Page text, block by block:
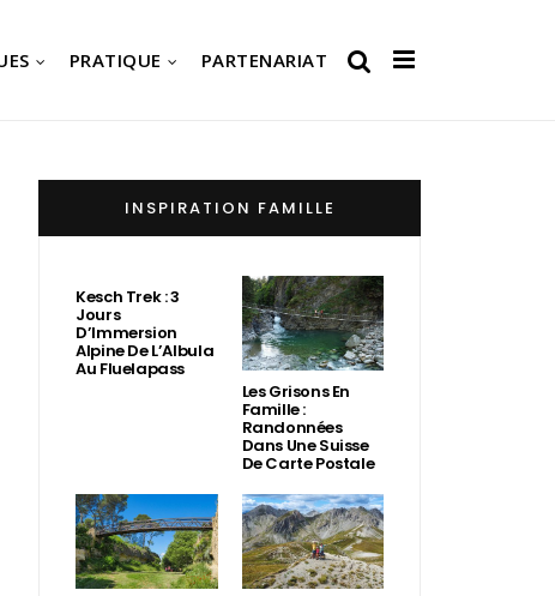
PRATIQUE PARTENARIAT
INSPIRATION FAMILLE
Kesch Trek : 3
Jours
D’Immersion
Alpine De L’Albula
Au Fluelapass
Les Grisons En
Famille :
Randonnées
Dans Une Suisse
De Carte Postale